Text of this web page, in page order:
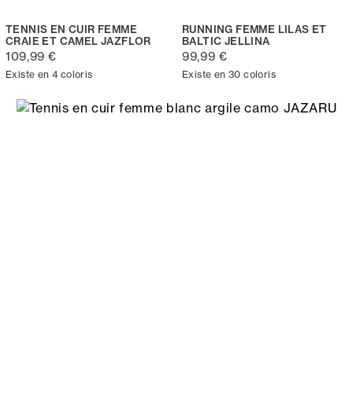
TENNIS EN CUIR FEMME
CRAIE ET CAMEL JAZFLOR
109,99 €
Existe en 4 coloris
RUNNING FEMME LILAS ET
BALTIC JELLINA
99,99 €
Existe en 30 coloris